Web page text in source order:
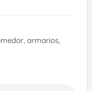
armarios,